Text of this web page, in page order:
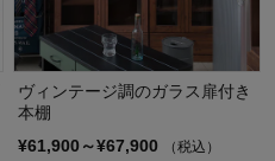
ヴィンテージ調のガラス扉付き
本棚
¥61,900～¥67,900
（税込）